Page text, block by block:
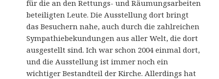
für die an den Rettungs- und Räumungsarbeiten
beteiligten Leute. Die Ausstellung dort bringt
das Besuchern nahe, auch durch die zahlreichen
Sympathiebekundungen aus aller Welt, die dort
ausgestellt sind. Ich war schon 2004 einmal dort,
und die Ausstellung ist immer noch ein
wichtiger Bestandteil der Kirche. Allerdings hat